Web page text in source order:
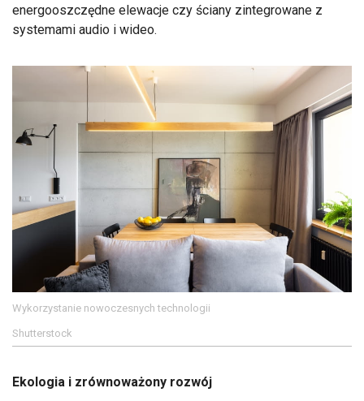
energooszczędne elewacje czy ściany zintegrowane z
systemami audio i wideo.
Wykorzystanie nowoczesnych technologii
Shutterstock
Ekologia i zrównoważony rozwój